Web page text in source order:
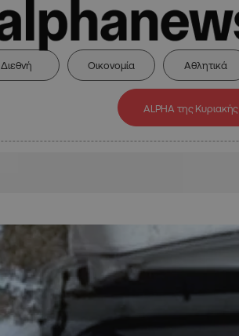
Διεθνή Οικονομία Αθλητικά
ALPHA της Κυριακής